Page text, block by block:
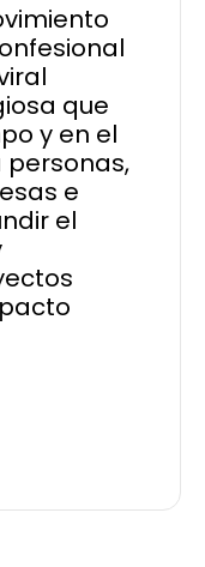
que
y en el
personas,
e
el